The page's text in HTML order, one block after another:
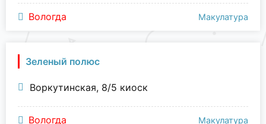
Вологда Макулатура
Зеленый полюс
Воркутинская, 8/5 киоск
Вологда Макулатура